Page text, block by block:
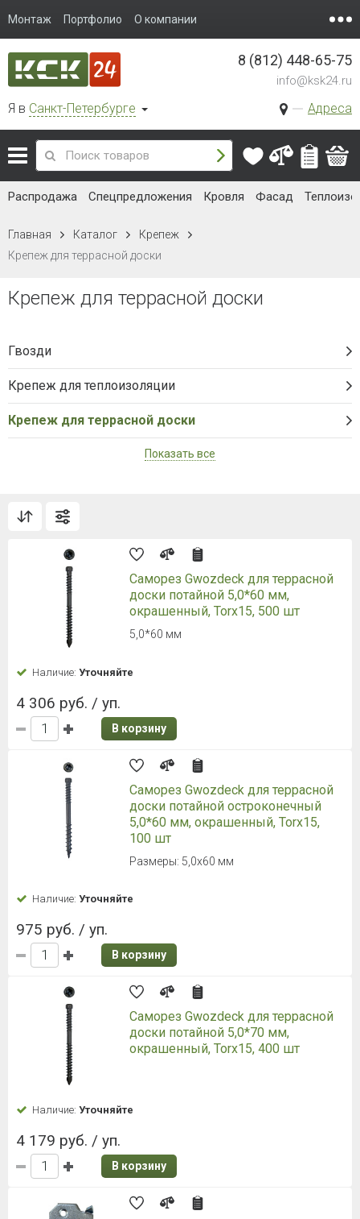
Монтаж Портфолио О компании
Я в Санкт-Петербурге Адреса
8 (812) 448-65-75
info@ksk24.ru
Распродажа Спецпредложения Кровля Фасад
Главная Каталог
Крепеж
Крепеж для террасной доски
Крепеж для террасной доски
Гвозди
Крепеж для теплоизоляции
Крепеж для террасной доски
Показать все
Саморез Gwozdeck для террасной
доски потайной 5,0*60 мм,
окрашенный, Torx15, 500 шт
5,0*60 мм
Наличие: Уточняйте
4 306 руб. / уп.
В корзину
Саморез Gwozdeck для террасной
доски потайной остроконечный
5,0*60 мм, окрашенный, Torx15,
100 шт
Размеры: 5,0х60 мм
Наличие: Уточняйте
975 руб. / уп.
В корзину
Саморез Gwozdeck для террасной
доски потайной 5,0*70 мм,
окрашенный, Torx15, 400 шт
Наличие: Уточняйте
4 179 руб. / уп.
В корзину